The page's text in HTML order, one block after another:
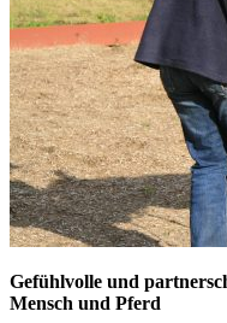
Gefühlvolle und
Mensch und Pferd